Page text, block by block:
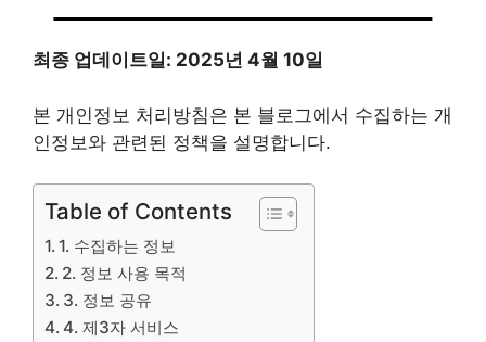
최종 업데이트일: 2025년 4월 10일
본 개인정보 처리방침은 본 블로그에서 수집하는 개
인정보와 관련된 정책을 설명합니다.
Table of Contents
1. 수집하는 정보
2. 정보 사용 목적
3. 정보 공유
4. 제3자 서비스